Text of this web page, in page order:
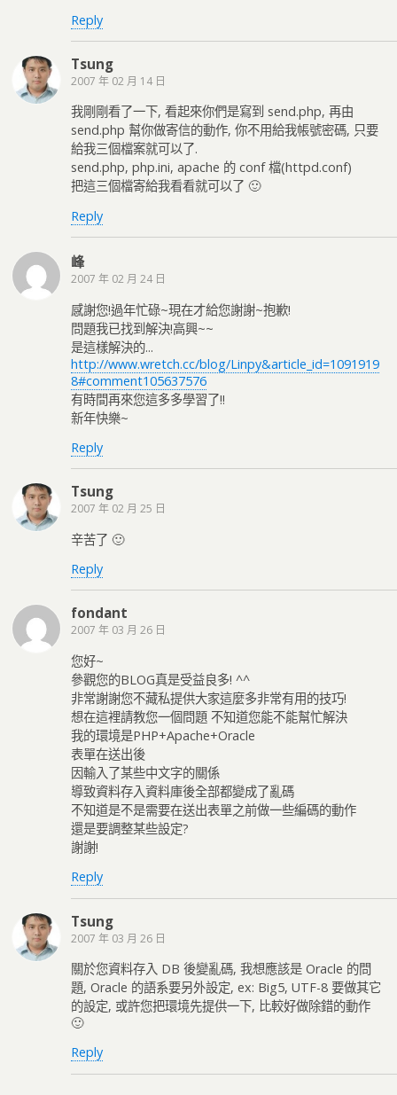
Reply
Tsung
2007 年 02 月 14 日
我剛剛看了一下, 看起來你們是寫到 send.php, 再由
send.php 幫你做寄信的動作, 你不用給我帳號密碼, 只要
給我三個檔案就可以了.
send.php, php.ini, apache 的 conf 檔(httpd.conf)
把這三個檔寄給我看看就可以了 🙂
Reply
峰
2007 年 02 月 24 日
感謝您!過年忙碌~現在才給您謝謝~抱歉!
問題我已找到解決!高興~~
是這樣解決的...
http://www.wretch.cc/blog/Linpy&article_id=1091919
8#comment105637576
有時間再來您這多多學習了!!
新年快樂~
Reply
Tsung
2007 年 02 月 25 日
辛苦了 🙂
Reply
fondant
2007 年 03 月 26 日
您好~
參觀您的BLOG真是受益良多! ^^
非常謝謝您不藏私提供大家這麼多非常有用的技巧!
想在這裡請教您一個問題 不知道您能不能幫忙解決
我的環境是PHP+Apache+Oracle
表單在送出後
因輸入了某些中文字的關係
導致資料存入資料庫後全部都變成了亂碼
不知道是不是需要在送出表單之前做一些編碼的動作
還是要調整某些設定?
謝謝!
Reply
Tsung
2007 年 03 月 26 日
關於您資料存入 DB 後變亂碼, 我想應該是 Oracle 的問
題, Oracle 的語系要另外設定, ex: Big5, UTF-8 要做其它
的設定, 或許您把環境先提供一下, 比較好做除錯的動作
🙂
Reply